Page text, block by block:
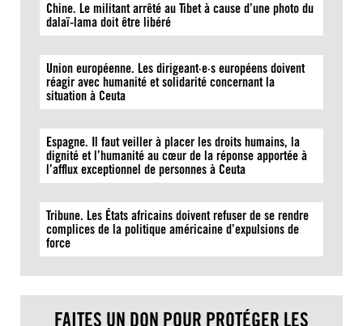
Chine. Le militant arrêté au Tibet à cause d’une photo du
dalaï-lama doit être libéré
Union européenne. Les dirigeant·e·s européens doivent
réagir avec humanité et solidarité concernant la
situation à Ceuta
Espagne. Il faut veiller à placer les droits humains, la
dignité et l’humanité au cœur de la réponse apportée à
l’afflux exceptionnel de personnes à Ceuta
Tribune. Les États africains doivent refuser de se rendre
complices de la politique américaine d’expulsions de
force
FAITES UN DON POUR PROTÉGER LES